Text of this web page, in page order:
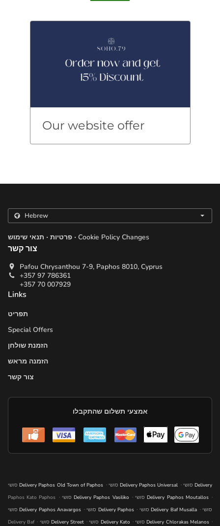
Our website offer
פרטיות . תנאי שימוש . Cookie Policy Changes
צור קשר
Pafou Chrysanthou 7-9, Paphos 8010, Cyprus
+357 97 786361
+357 70 007929
Links
תפריט
Special Offers
הזמנת שולחן
הזמנה מראש
צור קשר
אמצעי תשלום שהתקבלו
סושי Delivery Paphos Old Town of Paphos . סושי Delivery Paphos Universal . סושי Delivery
Paphos Kato Paphos . סושי Delivery Paphos Vasiliko . סושי Delivery Paphos Moutallos .
סושי Delivery Paphos Anavargos . סושי Delivery Paphos . סושי Delivery Baf Musalla . סושי
Delivery Baf . סושי Delivery Street . סושי Delivery Kato . סושי Delivery Chlorakas Melanos .